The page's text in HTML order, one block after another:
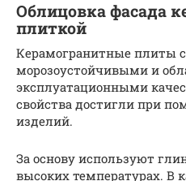
Облицовка фасада
плиткой
Керамогранитные плиты
морозоустойчивыми и
эксплуатационными
свойства достигли при
изделий.
За основу используют
высоких температурах. В